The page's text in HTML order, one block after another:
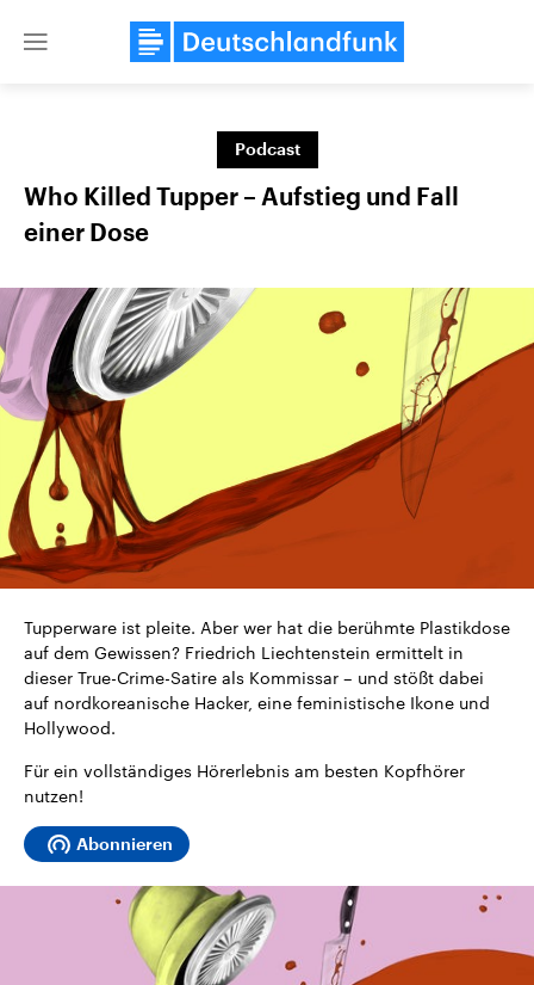
Close
Themen
Landtagswahl Sachsen-Anhalt
2026
Alle Informationen
Sachsen-Anhalt wählt am 6.
September 2026 einen neuen
Landtag. Seit 2021 wird das
Bundesland von einer Koalition aus
CDU, SPD und FDP regiert.-
Umfragen, Prognosen,
Wahlprogramme, aktuelle Berichte
und Kandidaten der anstehenden
Wahl.
Aktuelle Beiträge,
Hintergründe
Wirtschaftlich und
gehören die Vereinigten
den mächtigsten Ländern
Audio-Archiv
Podcast
Who Killed Tupper – Aufstieg und Fall
einer Dose
Tupperware ist pleite. Aber wer hat die berühmte Plastikdose
auf dem Gewissen? Friedrich Liechtenstein ermittelt in
dieser True-Crime-Satire als Kommissar – und stößt dabei
auf nordkoreanische Hacker, eine feministische Ikone und
Hollywood.
Für ein vollständiges Hörerlebnis am besten Kopfhörer
nutzen!
Abonnieren